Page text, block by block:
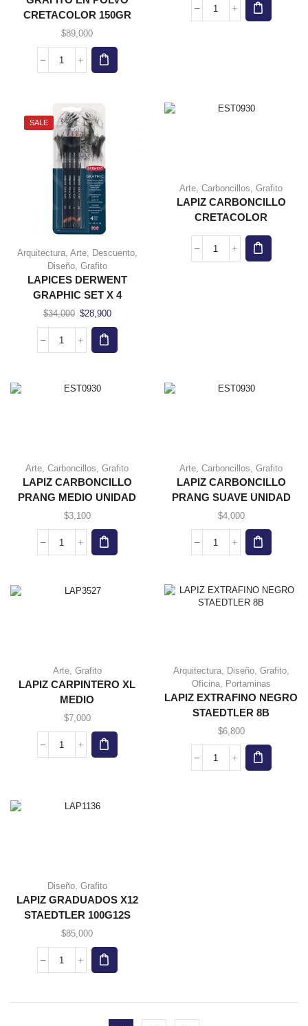
CRETACOLOR 150GR
$89,000
GRAFITO
CRETACOLOR
150GR
cantidad
LAPICES
SALE
Arquitectura, Arte, Descuento,
Diseño, Grafito
LAPICES DERWENT
GRAPHIC SET X 4
$34,000 El
precio
original
era:
$28,900El
precio
es:
LAPICES
SET
Arte, Carboncillos, Grafito
LAPIZ CARBONCILLO
CRETACOLOR
LAPIZ
Arte, Carboncillos, Grafito
LAPIZ CARBONCILLO
PRANG MEDIO UNIDAD
$3,100
LAPIZ
MEDIO
Arte, Carboncillos, Grafito
LAPIZ CARBONCILLO
PRANG SUAVE UNIDAD
$4,000
LAPIZ
SUAVE
UNIDAD
Arte, Grafito
LAPIZ CARPINTERO XL
MEDIO
$7,000
LAPIZ
cantidad
Arquitectura, Diseño, Grafito,
Oficina, Portaminas
LAPIZ EXTRAFINO NEGRO
STAEDTLER 8B
$6,800
LAPIZ
Diseño, Grafito
LAPIZ GRADUADOS X12
STAEDTLER 100G12S
$85,000
LAPIZ
STAEDTLER